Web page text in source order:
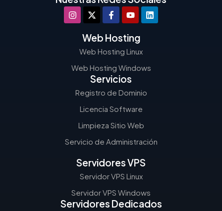
Web Hosting
Web Hosting Linux
Web Hosting Windows
Servicios
Registro de Dominio
Licencia Software
Limpieza Sitio Web
Servicio de Administración
Servidores VPS
Servidor VPS Linux
Servidor VPS Windows
Servidores Dedicados